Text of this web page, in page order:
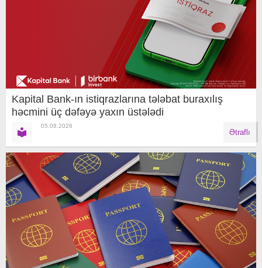
Kapital Bank-ın istiqrazlarına tələbat buraxılış
həcmini üç dəfəyə yaxın üstələdi
05.08.2026
Ətraflı